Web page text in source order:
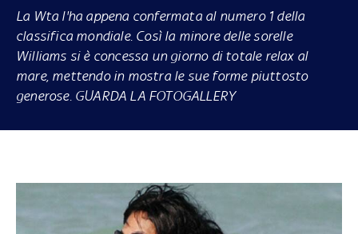
La Wta l'ha appena confermata al numero 1 della
classifica mondiale. Così la minore delle sorelle
Williams si è concessa un giorno di totale relax al
mare, mettendo in mostra le sue forme piuttosto
generose. GUARDA LA FOTOGALLERY